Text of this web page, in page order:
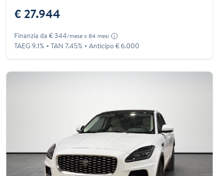
€ 27.944
Finanzia da € 344/mese x 84 mesi
TAEG 9.1% TAN 7.45% Anticipo € 6.000